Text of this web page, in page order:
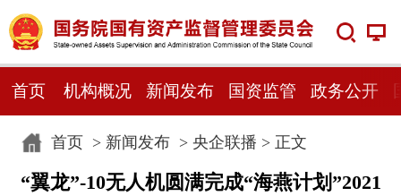
首页 机构概况 新闻发布 国资监管 政务公开
首页> 新闻发布> 央企联播 > 正文
“翼龙”-10无人机圆满完成“海燕计划”2021